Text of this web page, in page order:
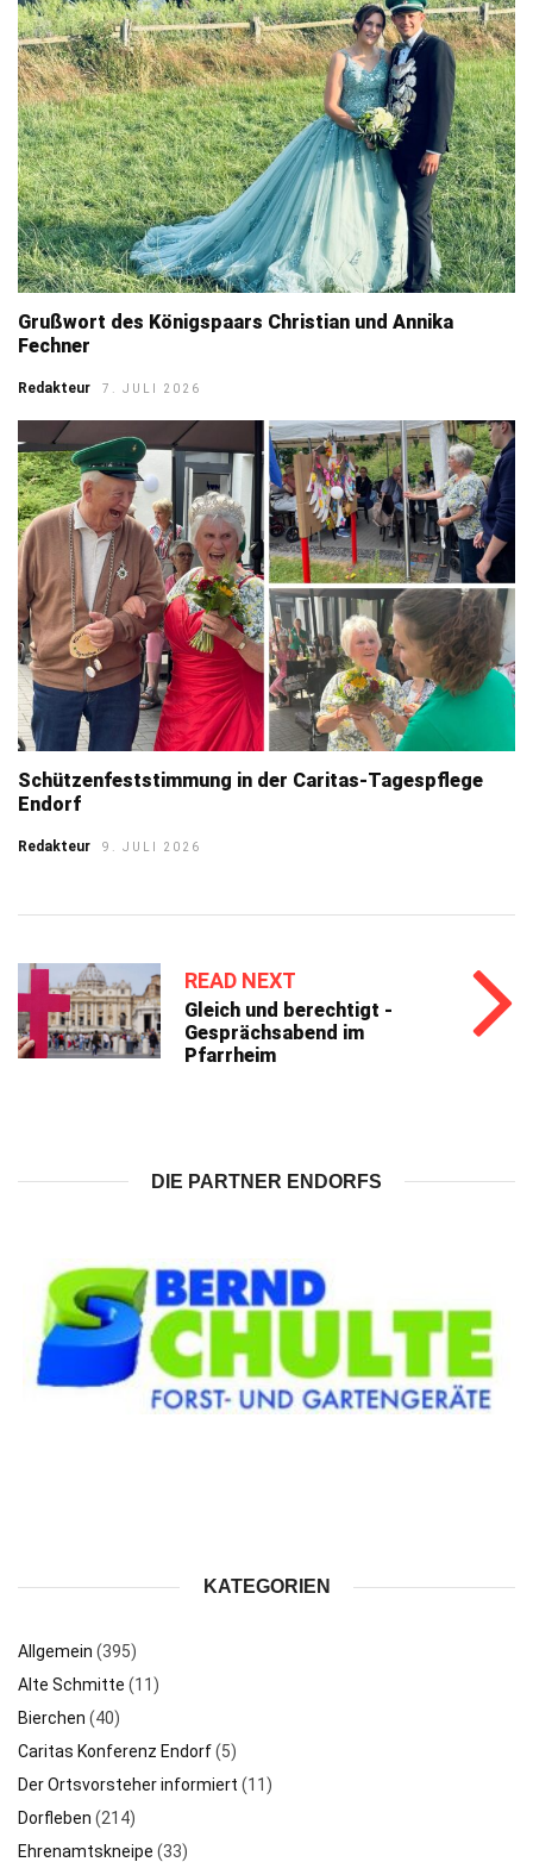
Grußwort des Königspaars Christian und Annika
Fechner
Redakteur 7. JULI 2026
Schützenfeststimmung in der Caritas-Tagespflege
Endorf
Redakteur 9. JULI 2026
READ NEXT
Gleich und berechtigt -
Gesprächsabend im
Pfarrheim
DIE PARTNER ENDORFS
KATEGORIEN
Allgemein (395)
Alte Schmitte (11)
Bierchen (40)
Caritas Konferenz Endorf(5)
Der Ortsvorsteher informiert (11)
Dorfleben (214)
Ehrenamtskneipe (33)